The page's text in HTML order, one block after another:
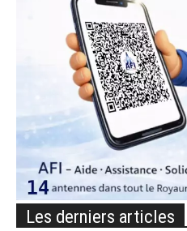
Les derniers articles